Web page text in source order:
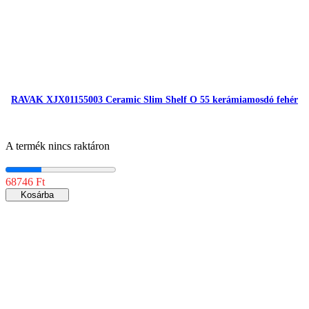
RAVAK XJX01155003 Ceramic Slim Shelf O 55 kerámiamosdó fehér
A termék nincs raktáron
68746 Ft
Kosárba